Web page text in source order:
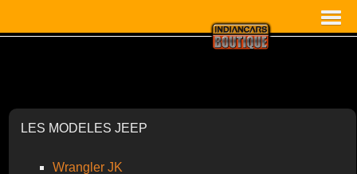
LES MODELES JEEP
Wrangler JK